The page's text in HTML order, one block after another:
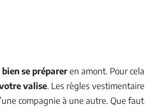
bien se prépareren amont. Pour
valise. Les règles
compagnie à une autre. Que